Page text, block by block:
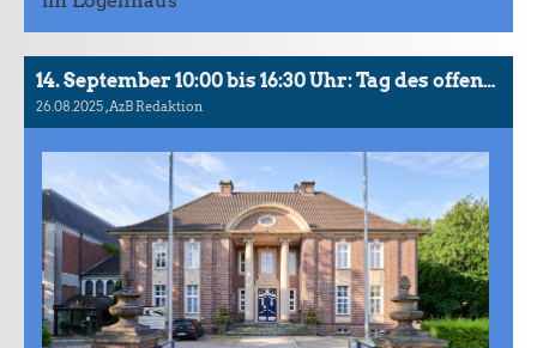
14. September 10:00 bis 16:30 Uhr: Tag des offenen Denkmals im Bremer Logenhaus
26.08.2025, AzB Redaktion